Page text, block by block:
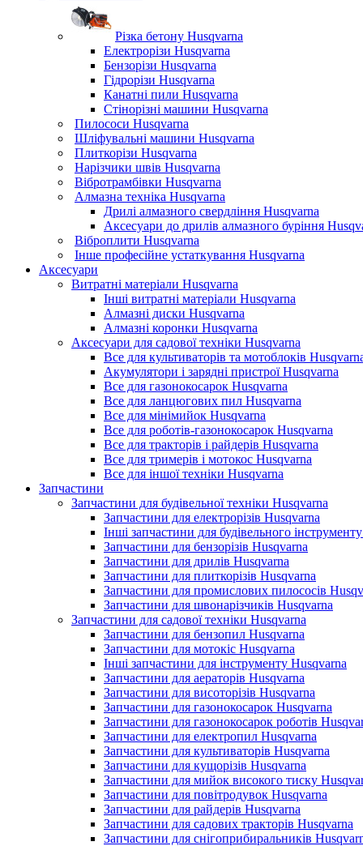
Різка бетону Husqvarna
Електрорізи Husqvarna
Бензорізи Husqvarna
Гідрорізи Husqvarna
Канатні пили Husqvarna
Стінорізні машини Husqvarna
Пилососи Husqvarna
Шліфувальні машини Husqvarna
Плиткорізи Husqvarna
Нарізчики швів Husqvarna
Вібротрамбівки Husqvarna
Алмазна техніка Husqvarna
Дрилі алмазного свердління Husqvarna
Аксесуари до дрилів алмазного буріння
Віброплити Husqvarna
Інше професійне устаткування Husqvarna
Аксесуари
Витратні матеріали Husqvarna
Інші витратні матеріали Husqvarna
Алмазні диски Husqvarna
Алмазні коронки Husqvarna
Аксесуари для садової техніки Husqvarna
Все для культиваторів та мотоблоків
Акумулятори і зарядні пристрої Husqvarna
Все для газонокосарок Husqvarna
Все для ланцюгових пил Husqvarna
Все для мінімийок Husqvarna
Все для роботів-газонокосарок Husqvarna
Все для тракторів і райдерів Husqvarna
Все для тримерів і мотокос Husqvarna
Все для іншої техніки Husqvarna
Запчастини
Запчастини для будівельної техніки Husqvarna
Запчастини для електрорізів Husqvarna
Інші запчастини для будівельного
Запчастини для бензорізів Husqvarna
Запчастини для дрилів Husqvarna
Запчастини для плиткорізів Husqvarna
Запчастини для промислових пилососів
Запчастини для швонарізчиків Husqvarna
Запчастини для садової техніки Husqvarna
Запчастини для бензопил Husqvarna
Запчастини для мотокіс Husqvarna
Інші запчастини для інструменту Husqvarna
Запчастини для аераторів Husqvarna
Запчастини для висоторізів Husqvarna
Запчастини для газонокосарок Husqvarna
Запчастини для газонокосарок роботів
Запчастини для електропил Husqvarna
Запчастини для культиваторів Husqvarna
Запчастини для кущорізів Husqvarna
Запчастини для мийок високого тиску
Запчастини для повітродувок Husqvarna
Запчастини для райдерів Husqvarna
Запчастини для садових тракторів Husqvarna
Запчастини для снігоприбиральників